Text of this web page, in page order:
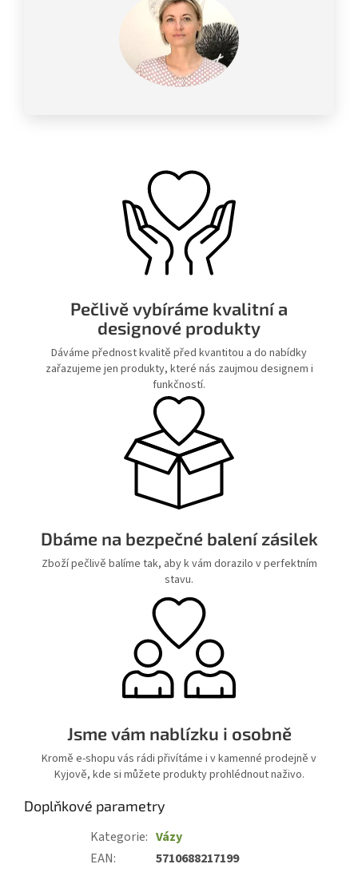
Pečlivě vybíráme kvalitní a
designové produkty
Dáváme přednost kvalitě před kvantitou a do nabídky
zařazujeme jen produkty, které nás zaujmou designem i
funkčností.
Dbáme na bezpečné balení zásilek
Zboží pečlivě balíme tak, aby k vám dorazilo v perfektním
stavu.
Jsme vám nablízku i osobně
Kromě e-shopu vás rádi přivítáme i v kamenné prodejně v
Kyjově, kde si můžete produkty prohlédnout naživo.
Doplňkové parametry
Kategorie: Vázy
EAN:
5710688217199